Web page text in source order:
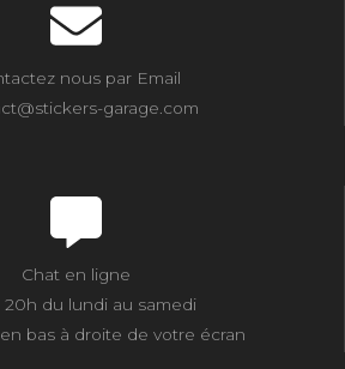
nous par Email
garage.com
Chat en ligne
20h du lundi au samedi
bas à droite de votre écran